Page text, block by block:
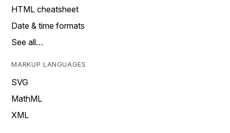
HTML cheatsheet
Date & time formats
See all…
MARKUP LANGUAGES
SVG
MathML
XML